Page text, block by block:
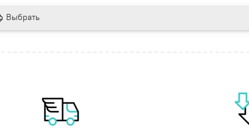
Выбрать